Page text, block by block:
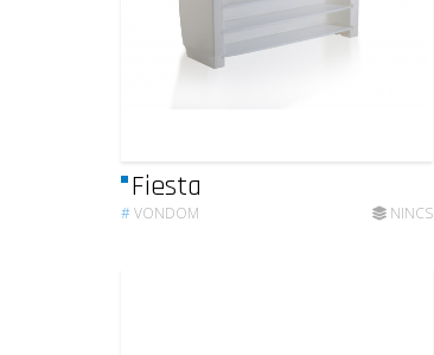
Fiesta
#VONDOM NINCS